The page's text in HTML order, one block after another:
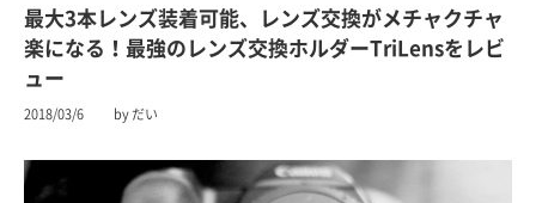
最大3本レンズ装着可能、レンズ交換がメチャクチャ
楽になる！最強のレンズ交換ホルダーTriLensをレビ
ュー
2018/03/6 by だい